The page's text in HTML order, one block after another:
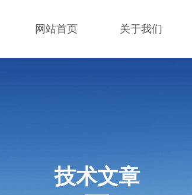
网站首页 关于我们
技术文章